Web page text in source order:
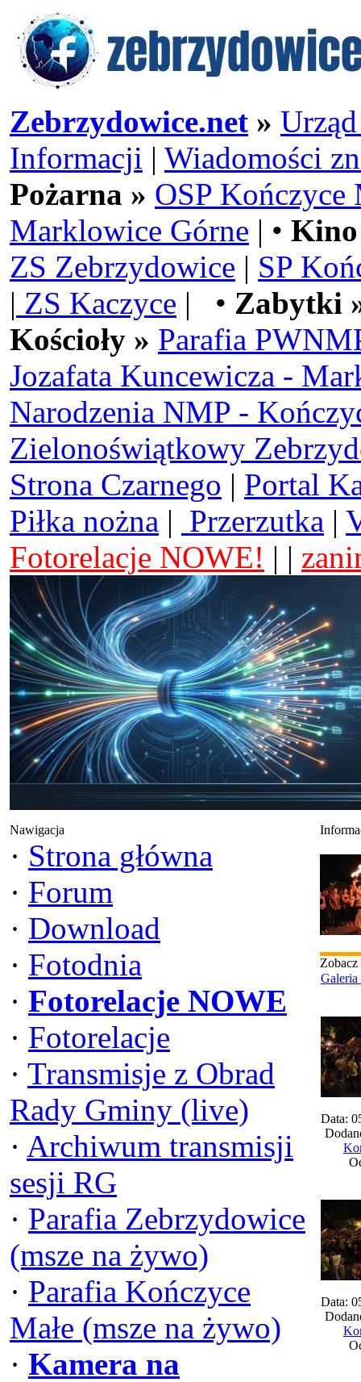
Zebrzydowice.net »
Informacji | Wiadomości
Pożarna » OSP Kończyce
Marklowice Górne | •
ZS Zebrzydowice | SP
| ZS Kaczyce | • Zabytki
Kościoły » Parafia
Jozafata Kuncewicza -
Narodzenia NMP -
Zielonoświątkowy
Strona Czarnego | Portal
Piłka nożna | Przerzutka |
Fotorelacje NOWE! | |
Nawigacja
· Strona główna
· Forum
· Download
· Fotodnia
· Fotorelacje NOWE
· Fotorelacje
· Transmisje z Obrad
Rady Gminy (live)
· Archiwum transmisji
sesji RG
· Parafia Zebrzydowice
(msze na żywo)
· Parafia Kończyce
Małe (msze na żywo)
· Kamera na
Zobacz
Galeria
Data:
Data: